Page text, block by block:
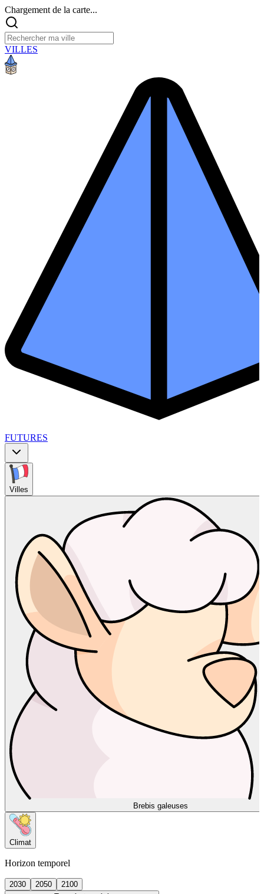
Chargement de la carte...
VILLES
FUTURES
Villes
Brebis galeuses
Climat
Horizon temporel
2030 2050
2100